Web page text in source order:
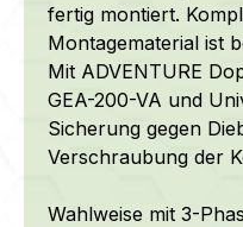
fertig montiert.
Montagematerial ist
Mit ADVENTURE
GEA-200-VA und
Sicherung gegen
Verschraubung der
Wahlweise mit 3-